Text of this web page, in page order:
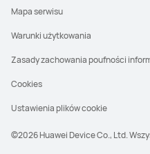
©2026 Huawei Device Co., Ltd.
Mapa serwisu
Warunki użytkowania
Zasady zachowania poufności
Cookies
Ustawienia plików cookie